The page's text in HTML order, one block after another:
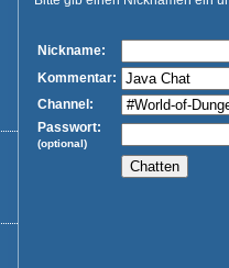
Nickname:
Kommentar:
Channel:
Passwort:
(optional)